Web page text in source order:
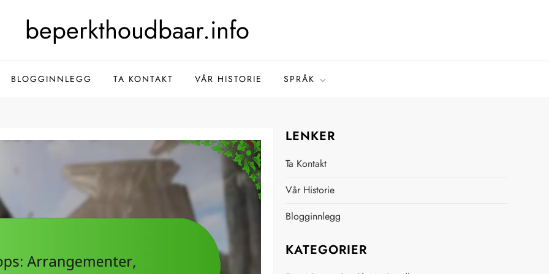
beperkthoudbaar.info
BLOGGINNLEGG TA KONTAKT VÅR HISTORIE SPRÅK
LENKER
Ta Kontakt
Vår Historie
Blogginnlegg
KATEGORIER